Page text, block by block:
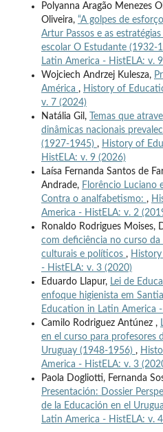
Polyanna Aragão Menezes
Oliveira, “A golpes de
Artur Passos e as
escolar O Estudante (1932-
Latin America - HistELA: v.
Wojciech Andrzej Kulesza,
América , History of
v. 7 (2024)
Natália Gil,
Temas que
dinâmicas nacionais
(1927-1945) , History of
HistELA: v. 9 (2026)
Laísa Fernanda Santos de
Andrade, Florêncio Luciano
Contra o analfabetismo: ,
America - HistELA: v. 2
Ronaldo Rodrigues Moises,
com deficiência no curso da
culturais e políticos ,
- HistELA: v. 3 (2020)
Eduardo Llapur, Lei de
enfoque higienista em
Education in Latin America
Camilo Rodriguez Antúnez ,
en el curso para profesores
Uruguay (1948-1956) ,
America - HistELA: v. 3
Paola Dogliotti, Fernanda
Presentación: Dossier
de la Educación en el
Latin America - HistELA: v.